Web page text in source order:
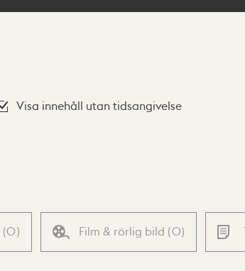
Visa innehåll utan tidsangivelse
(0) Film & rörlig bild (0)